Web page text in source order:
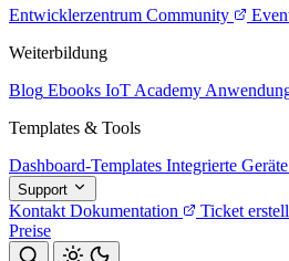
Entwicklerzentrum Community
Weiterbildung
Blog Ebooks IoT Academy
Templates & Tools
Dashboard-Templates Integrierte Geräte
Support
Kontakt Dokumentation Ticket
Preise